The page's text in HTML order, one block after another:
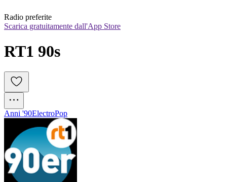
Radio preferite
Scarica gratuitamente dall'App Store
RT1 90s
Anni '90ElectroPop